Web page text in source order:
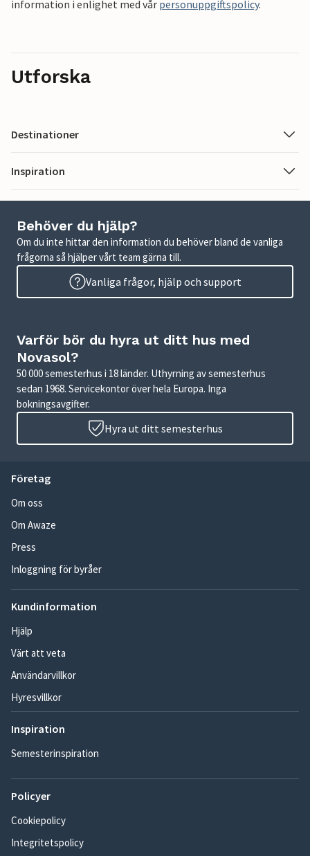
information i enlighet med vår personuppgiftspolicy.
Utforska
Destinationer
Inspiration
Behöver du hjälp?
Om du inte hittar den information du behöver bland de vanliga
frågorna så hjälper vårt team gärna till.
Vanliga frågor, hjälp och support
Varför bör du hyra ut ditt hus med
Novasol?
50 000 semesterhus i 18 länder. Uthyrning av semesterhus
sedan 1968. Servicekontor över hela Europa. Inga
bokningsavgifter.
Hyra ut ditt semesterhus
Företag
Om oss
Om Awaze
Press
Inloggning för byråer
Kundinformation
Hjälp
Värt att veta
Användarvillkor
Hyresvillkor
Inspiration
Semesterinspiration
Policyer
Cookiepolicy
Integritetspolicy